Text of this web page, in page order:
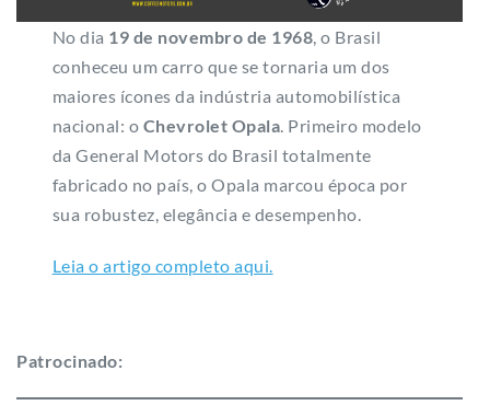
No dia 19 de novembro de 1968 , o Brasil
conheceu um carro que se tornaria um dos
maiores ícones da indústria automobilística
nacional: o Chevrolet Opala . Primeiro modelo
da General Motors do Brasil totalmente
fabricado no país, o Opala marcou época por
sua robustez, elegância e desempenho.
Leia o artigo completo aqui.
Patrocinado: